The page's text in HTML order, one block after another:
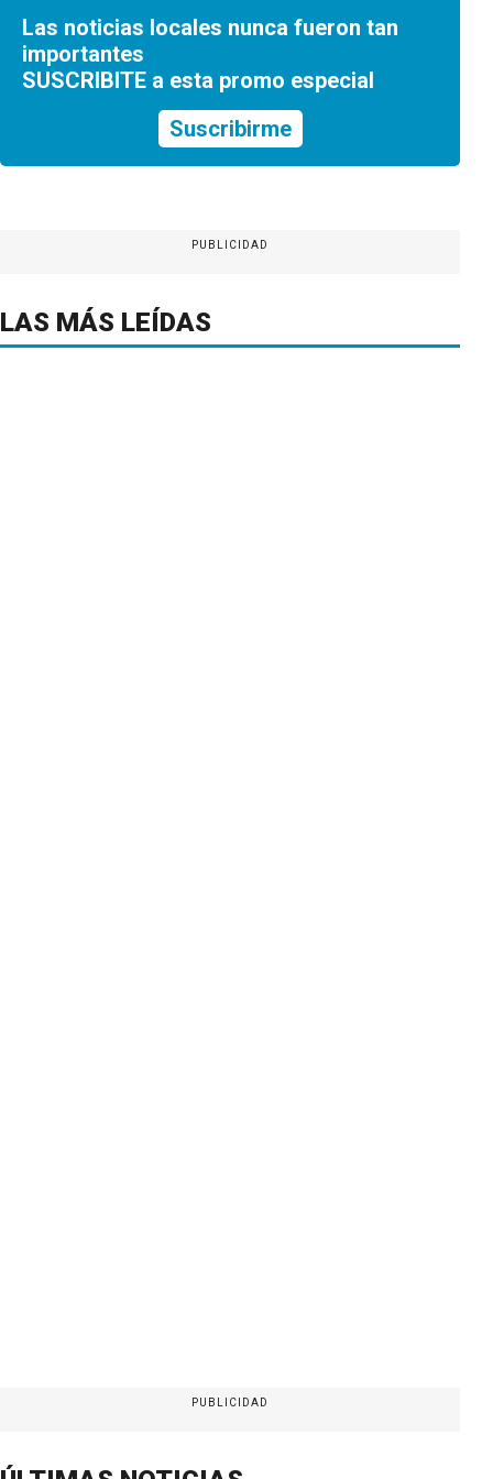
Las noticias locales nunca fueron tan
importantes
SUSCRIBITE a esta promo especial
Suscribirme
PUBLICIDAD
LAS MÁS LEÍDAS
PUBLICIDAD